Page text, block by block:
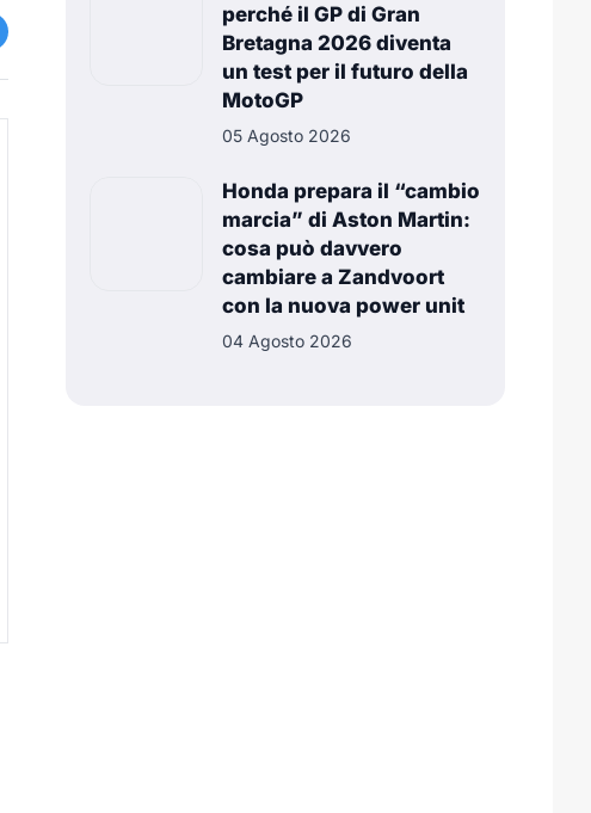
perché il GP di Gran
Bretagna 2026 diventa
un test per il futuro della
MotoGP
05 Agosto 2026
Honda prepara il “cambio
marcia” di Aston Martin:
cosa può davvero
cambiare a Zandvoort
con la nuova power unit
04 Agosto 2026